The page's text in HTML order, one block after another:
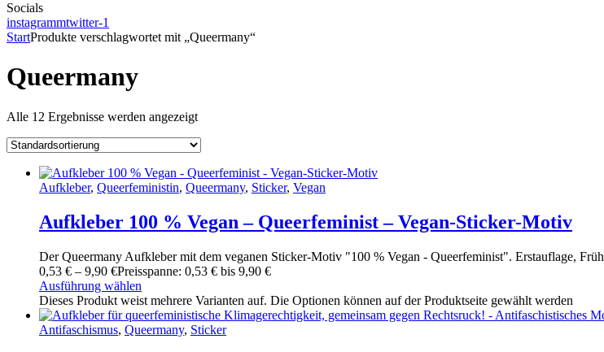
Socials
instagrammtwitter-1
StartProdukte verschlagwortet mit „Queermany“
Queermany
Alle 12 Ergebnisse werden angezeigt
Aufkleber, Queerfeministin, Queermany, Sticker, Vegan
Aufkleber 100 % Vegan – Queerfeminist – Vegan-Sticker-Motiv
Der Queermany Aufkleber mit dem veganen Sticker-Motiv "100 % Vegan - Queerfeminist". Erstauflage, Früh
0,53 € – 9,90 €Preisspanne: 0,53 € bis 9,90 €
Ausführung wählen
Dieses Produkt weist mehrere Varianten auf. Die Optionen können auf der Produktseite gewählt werden
Antifaschismus, Queermany, Sticker